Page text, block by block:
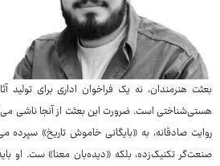
بعثت هنرمندان، نه یک فراخوان اداری برای تولید
هستی‌شناختی است. ضرورت این بعثت از آنجا ناشی
روایت صادقانه، به «بایگانی خاموش تاریخ» سپرده
صنعت‌گر تکنیک‌زده، بلکه «دیده‌بان معنا» ست. او